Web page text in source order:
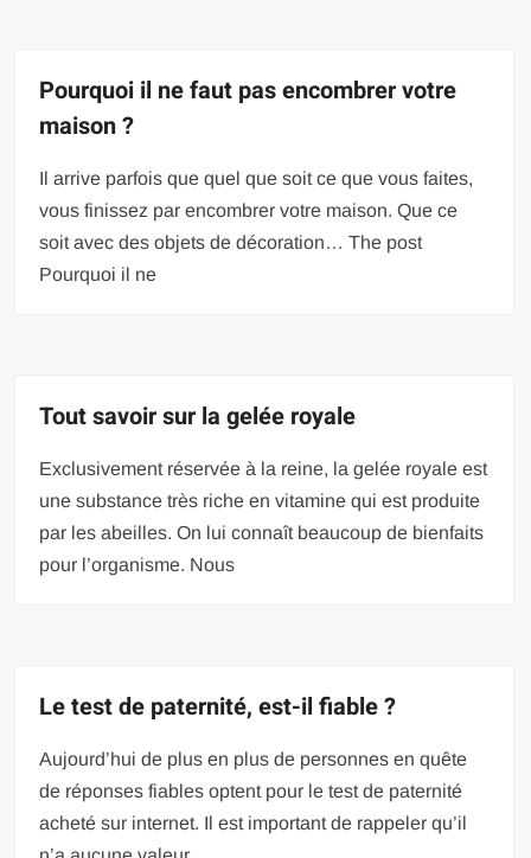
Pourquoi il ne faut pas encombrer votre
maison ?
Il arrive parfois que quel que soit ce que vous faites,
vous finissez par encombrer votre maison. Que ce
soit avec des objets de décoration… The post
Pourquoi il ne
Tout savoir sur la gelée royale
Exclusivement réservée à la reine, la gelée royale est
une substance très riche en vitamine qui est produite
par les abeilles. On lui connaît beaucoup de bienfaits
pour l’organisme. Nous
Le test de paternité, est-il fiable ?
Aujourd’hui de plus en plus de personnes en quête
de réponses fiables optent pour le test de paternité
acheté sur internet. Il est important de rappeler qu’il